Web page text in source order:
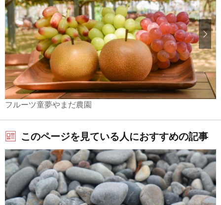
フルーツ童夢やまだ農園
このページを見ている人におすすめの記事